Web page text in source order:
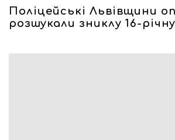
Поліцейські Львівщини
розшукали зниклу 16-